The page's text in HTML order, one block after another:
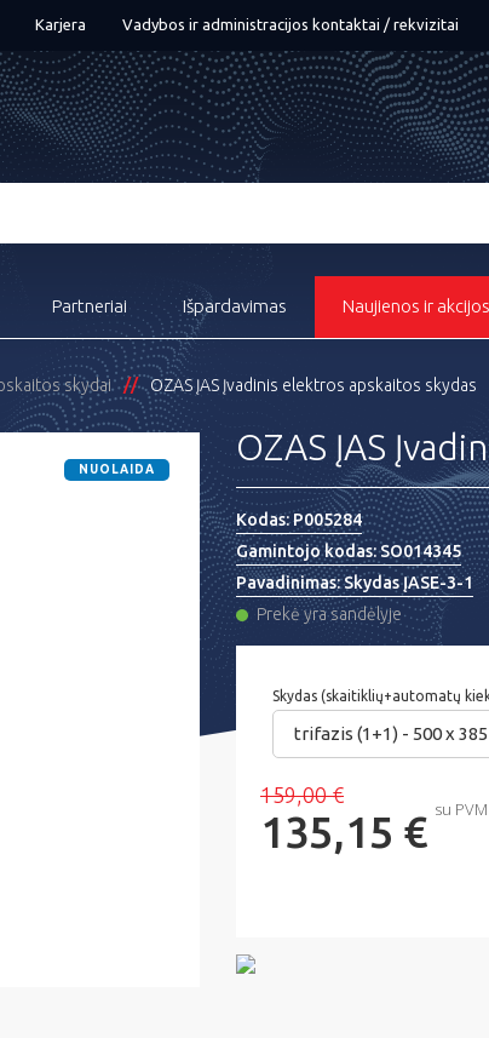
Karjera Vadybos ir administracijos kontaktai / rekvizitai
Partneriai Išpardavimas Naujienos ir akcijos
skydai OZAS ĮAS Įvadinis elektros apskaitos skydas
NUOLAIDA
OZAS ĮAS
Kodas:P005284
Gamintojo kodas:SO014345
Pavadinimas:Skydas ĮASE-3-1
Prekė yra sandėlyje
Skydas (skaitiklių+automatų
trifazis (1+1) - 500 x
159,00 €
135,15 € su PVM